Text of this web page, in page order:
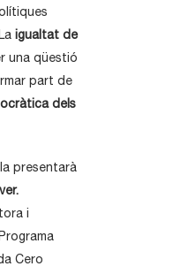
igualtat de
una qüestió
part de
dels
la presentarà
i
Cero